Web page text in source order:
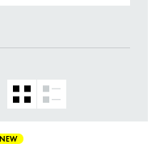
NEW